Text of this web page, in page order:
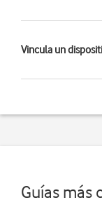
Vincula un
Guías más